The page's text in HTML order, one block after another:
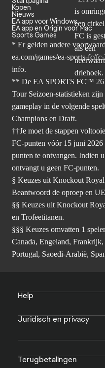
Kopen
Nieuws
EA app voor Windows
EA app en Origin voor Mac
Sports Games
* Er gelden andere
ea.com/games/ea-sports-fc/
info.
** De EA SPORTS FC™
Tour Seizoen-statistieken
gameplay in de volgende
Champions en Draft.
††Je moet de stappen
FC-punten vóór 15 juni
punten te ontvangen. Indien
ontvangt u geen FC-punten.
§ Keuzes uit Knockout
Beantwoord de oproep en
§§ Keuzes uit Knockout
en Trofeetitanen.
§§§ Keuzes omvatten 1
Canada, Engeland,
Portugal, Saoedi-Arabië,
Help
Juridisch en privacy
Terugbetalingen